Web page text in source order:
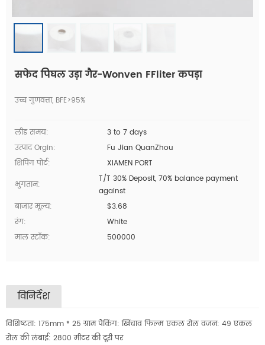
सफेद पिघल उड़ा गैर-Wonven FFliter कपड़ा
उच्च गुणवत्ता, BFE>95%
लीड समय:
3 to 7 days
उत्पाद Orgin:
Fu Jian QuanZhou
शिपिंग पोर्ट:
XIAMEN PORT
भुगतान:
T/T 30% Deposit, 70% balance payment
against
बाजार मूल्य:
$3.68
रंग:
White
माल स्टॉक:
500000
विनिर्देश
विशिष्टता: 175mm * 25 ग्राम पैकिंग: खिंचाव फिल्म एकल रोल वजन: 49 एकल
रोल की लंबाई: 2800 मीटर की दूरी पर